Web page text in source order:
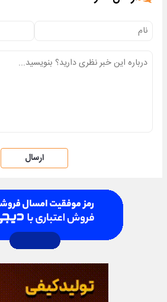
ارسال